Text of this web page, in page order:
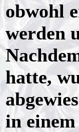
obwohl
werden
hatte,
in